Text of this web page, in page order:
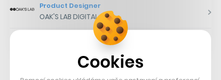
Product Designer
OAK'S LAB DIGITAL s.r.o.
Fundraiser*ka / Posila týmu fundraisingu
Cookies